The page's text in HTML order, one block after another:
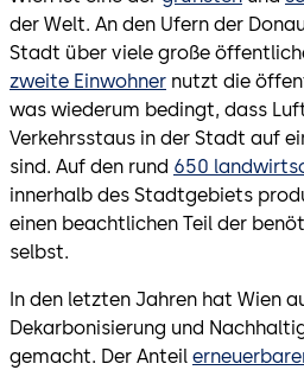
der Welt. An den Ufern der
Stadt über viele große
zweite Einwohner nutzt die
was wiederum bedingt, dass
Verkehrsstaus in der Stadt auf
sind. Auf den rund 650
innerhalb des Stadtgebiets
einen beachtlichen Teil der
selbst.
In den letzten Jahren hat Wien
Dekarbonisierung und
gemacht. Der Anteil